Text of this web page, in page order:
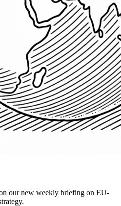
our new weekly briefing on EU-